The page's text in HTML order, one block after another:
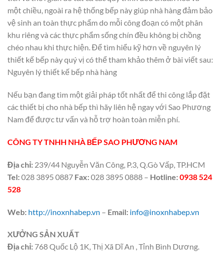
một chiều, ngoài ra hệ thống bếp này giúp nhà hàng đảm bảo
vệ sinh an toàn thực phẩm do mỗi công đoạn có một phân
khu riêng và các thực phẩm sống chín đều không bị chồng
chéo nhau khi thực hiện. Để tìm hiểu kỹ hơn về nguyên lý
thiết kế bếp này quý vị có thể tham khảo thêm ở bài viết sau:
Nguyên lý thiết kế bếp nhà hàng
Nếu bạn đang tìm một giải pháp tốt nhất để thi công lắp đặt
các thiết bị cho nhà bếp thì hãy liên hệ ngay với Sao Phương
Nam để được tư vấn và hỗ trợ hoàn toàn miễn phí.
CÔNG TY TNHH NHÀ BẾP SAO PHƯƠNG NAM
Địa chỉ: 239/44 Nguyễn Văn Công, P.3, Q.Gò Vấp, TP.HCM
Tel:028 3895 0887 Fax:028 3895 0888 – Hotline:0938 524
528
Web: http://inoxnhabep.vn – Email: info@inoxnhabep.vn
XƯỞNG SẢN XUẤT
Địa chỉ: 768 Quốc Lộ 1K, Thị Xã Dĩ An , Tỉnh Bình Dương.